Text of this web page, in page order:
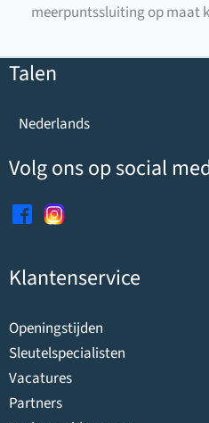
meerpuntssluiting op maat
Talen
Nederlands
Volg ons op social
Klantenservice
Openingstijden
Sleutelspecialisten
Vacatures
Partners